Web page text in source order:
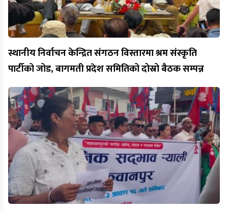
स्थानीय निर्वाचन केन्द्रित संगठन विस्तारमा श्रम संस्कृति
पार्टीको जोड, बागमती प्रदेश समितिको दोस्रो बैठक सम्पन्न